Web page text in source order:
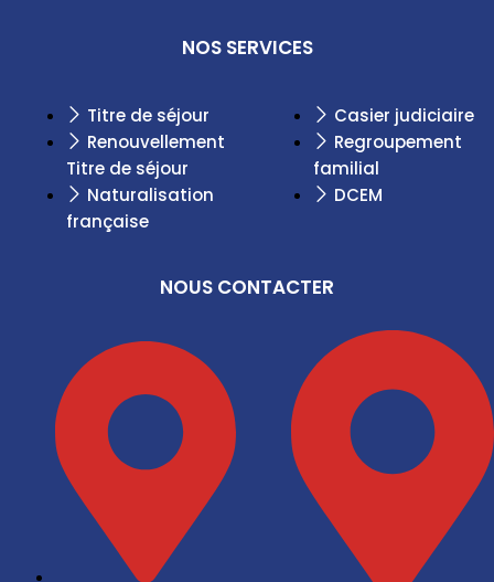
NOS SERVICES
Titre de séjour
Renouvellement
Titre de séjour
Naturalisation
française
Casier judiciaire
Regroupement
familial
DCEM
NOUS CONTACTER